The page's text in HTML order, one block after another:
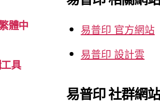
體中
具
易普印 官方網站
易普印 設計雲
易普印 社群網站